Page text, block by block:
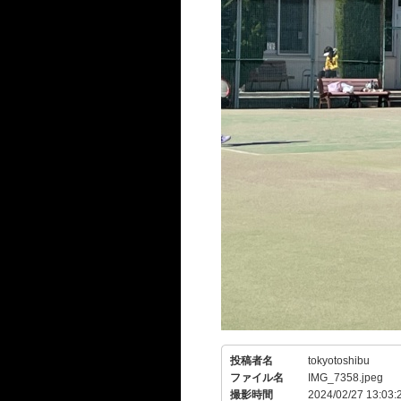
投稿者名
tokyotoshibu
ファイル名
IMG_7358.jpeg
撮影時間
2024/02/27